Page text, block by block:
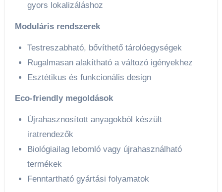
gyors lokalizáláshoz
Moduláris rendszerek
Testreszabható, bővíthető tárolóegységek
Rugalmasan alakítható a változó igényekhez
Esztétikus és funkcionális design
Eco-friendly megoldások
Újrahasznosított anyagokból készült
iratrendezők
Biológiailag lebomló vagy újrahasználható
termékek
Fenntartható gyártási folyamatok